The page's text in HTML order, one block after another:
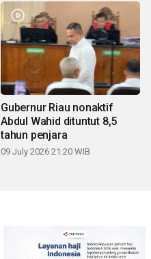
Gubernur Riau nonaktif
Abdul Wahid dituntut 8,5
tahun penjara
09 July 2026 21:20 WIB